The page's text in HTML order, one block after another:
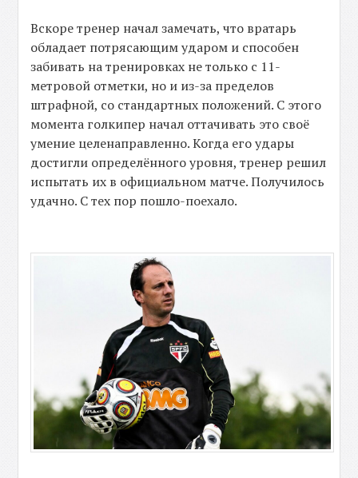
Вскоре тренер начал замечать, что вратарь
обладает потрясающим ударом и способен
забивать на тренировках не только с 11-
метровой отметки, но и из-за пределов
штрафной, со стандартных положений. С этого
момента голкипер начал оттачивать это своё
умение целенаправленно. Когда его удары
достигли определённого уровня, тренер решил
испытать их в официальном матче. Получилось
удачно. С тех пор пошло-поехало.